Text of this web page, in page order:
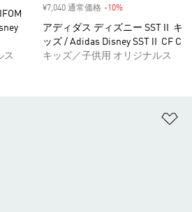
ス
¥7,040 通常価格 -10%
アディダス ディズニー SSTⅡ キ
ッズ / Adidas Disney SSTⅡ CF C
キッズ／子供用 オリジナルス